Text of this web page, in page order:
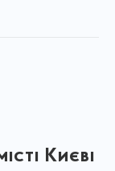
Києві